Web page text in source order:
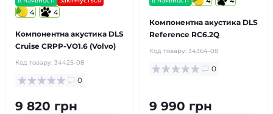
4 4
Компонентна акустика DLS
Cruise CRPP-VO1.6 (Volvo)
Код товару: 34425-08
0
9 820 грн
Компонентна акустика DLS
Reference RC6.2Q
Код товару: 34364-08
0
9 990 грн